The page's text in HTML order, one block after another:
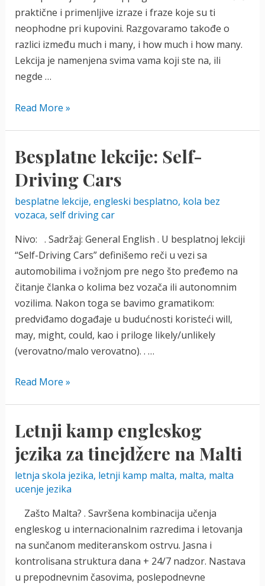
praktične i primenljive izraze i fraze koje su ti
neophodne pri kupovini. Razgovaramo takođe o
razlici između much i many, i how much i how many.
Lekcija je namenjena svima vama koji ste na, ili
negde …
Besplatne
for
Clothes
(VIDEO)
Read More »
Besplatne lekcije: Self-
Driving Cars
besplatne lekcije, engleski besplatno, kola bez
vozaca, self driving car
Nivo: . Sadržaj: General English . U besplatnoj lekciji
“Self-Driving Cars” definišemo reči u vezi sa
automobilima i vožnjom pre nego što pređemo na
čitanje članka o kolima bez vozača ili autonomnim
vozilima. Nakon toga se bavimo gramatikom:
predviđamo događaje u budućnosti koristeći will,
may, might, could, kao i priloge likely/unlikely
(verovatno/malo verovatno). . …
Besplatne
Driving
Cars
Read More »
Letnji kamp engleskog
jezika za tinejdžere na Malti
letnja skola jezika, letnji kamp malta, malta, malta
ucenje jezika
Zašto Malta? . Savršena kombinacija učenja
engleskog u internacionalnim razredima i letovanja
na sunčanom mediteranskom ostrvu. Jasna i
kontrolisana struktura dana + 24/7 nadzor. Nastava
u prepodnevnim časovima, poslepodnevne